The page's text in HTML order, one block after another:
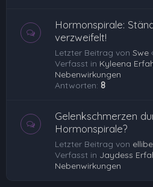
Hormonspirale:
verzweifelt!
Letzter Beitrag von Swe
Verfasst in Kyleena
Nebenwirkungen
Antworten: 8
Gelenkschmerzen
Hormonspirale?
Letzter Beitrag von
Verfasst in Jaydess
Nebenwirkungen